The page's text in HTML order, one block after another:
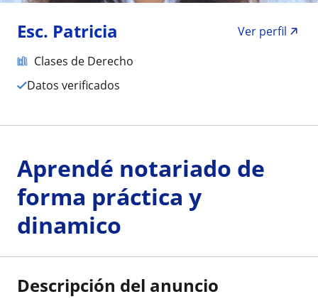
Esc. Patricia
Ver perfil
Clases de Derecho
Datos verificados
Aprendé notariado de
forma práctica y
dinamico
Descripción del anuncio